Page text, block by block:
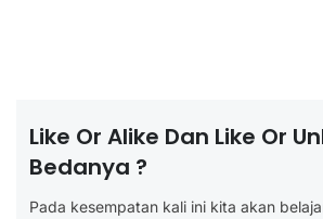
Like Or Alike Dan Like Or
Bedanya ?
Pada kesempatan kali ini kita akan